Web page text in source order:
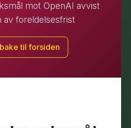
mot OpenAI avvist
av foreldelsesfrist
til forsiden